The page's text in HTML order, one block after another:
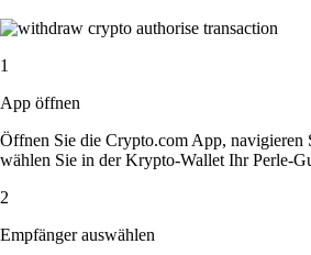
1
App öffnen
Öffnen Sie die Crypto.com App, navigieren
wählen Sie in der Krypto-Wallet Ihr Perle-
2
Empfänger auswählen